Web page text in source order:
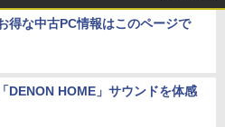
得な中古PC情報はこのページで
DENON HOME」サウンドを体感